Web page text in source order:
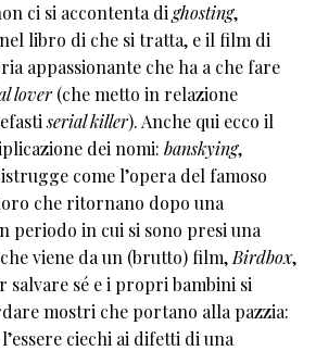
ci si accontenta di ghosting,
libro di che si tratta, e il film di
appassionante che ha a che fare
lover(che metto in relazione
serial killer). Anche qui ecco il
dei nomi: banskying,
come l’opera del famoso
che ritornano dopo una
periodo in cui si sono presi una
viene da un (brutto) film, Birdbox,
salvare sé e i propri bambini si
mostri che portano alla pazzia:
ciechi ai difetti di una